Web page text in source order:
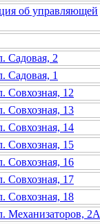
об управляющей
Садовая, 2
Садовая, 1
Совхозная, 12
Совхозная, 13
Совхозная, 14
Совхозная, 15
Совхозная, 16
Совхозная, 17
Совхозная, 18
Механизаторов, 2А